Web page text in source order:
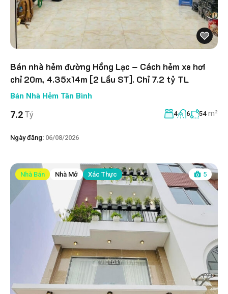
Bán nhà hẻm đường Hồng Lạc – Cách hẻm xe hơi
chỉ 20m, 4.35x14m [2 Lầu ST]. Chỉ 7.2 tỷ TL
Bán Nhà Hẻm Tân Bình
7.2 Tỷ 4 6 54 m²
Ngày đăng: 06/08/2026
Nhà Bán Nhà Mở Xác Thực 5